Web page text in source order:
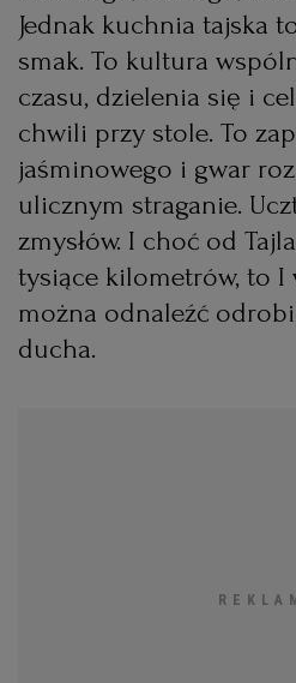
RYBY
DOMOWE
SOST, DIPY I
KUCHNIA
KUCHNIA
KUCHNIA
KUCHNIA
GORZÓW
WOLNA
ALE
WYBORCZA
TYLKO
WYSOKIE
Jednak kuchnia tajska
smak. To kultura
czasu, dzielenia się i
chwili przy stole. To
jaśminowego i gwar
ulicznym straganie.
zmysłów. I choć od
tysiące kilometrów, to I
można odnaleźć
ducha.